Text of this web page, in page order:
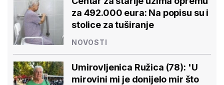
za 492.000 eura: Na popisu su i
stolice za tuširanje
NOVOSTI
Umirovljenica Ružica (78): 'U
mirovini mi je donijelo mir što